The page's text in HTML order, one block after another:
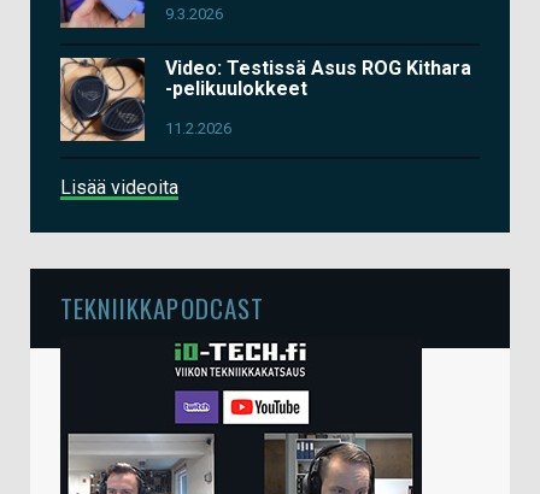
9.3.2026
Video: Testissä Asus ROG Kithara
-pelikuulokkeet
11.2.2026
Lisää videoita
TEKNIIKKAPODCAST